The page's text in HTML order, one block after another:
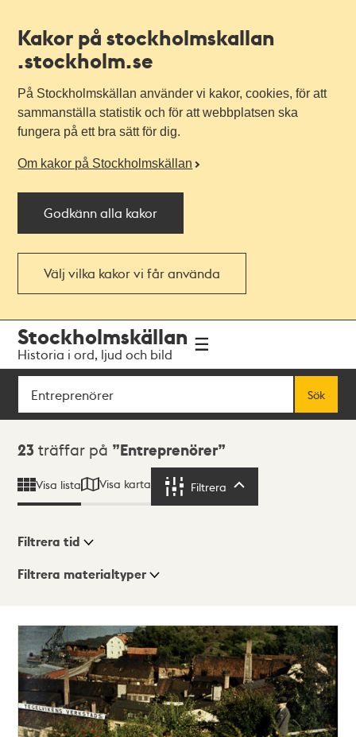
Kakor på stockholmskallan
.stockholm.se
På Stockholmskällan använder vi kakor, cookies, för att
sammanställa statistik och för att webbplatsen ska
fungera på ett bra sätt för dig.
Om kakor på Stockholmskällan
Godkänn alla kakor
Välj vilka kakor vi får använda
navigationen
huvudinnehållet
Stockholmskällan
Historia i ord, ljud och bild
Sök
Sök
Sökresultat
23 träffar på Entreprenörer
Visa lista Visa karta Filtrera
Visningsläge
ListaKarta
Filtrera tid
Filtrera materialtyper
träffar